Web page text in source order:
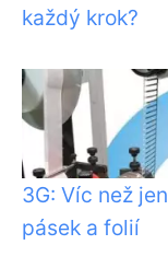
každý krok?
3G: Víc než
pásek a folií